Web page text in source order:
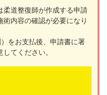
柔道整復師が作成する申請
内容の確認が必要になり
をお支払後、申請書に署
てください。